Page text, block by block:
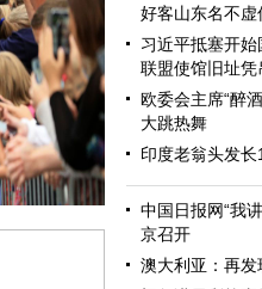
好客山东名不虚
习近平抵塞开
联盟使馆旧址凭
欧委会主席“醉
大跳热舞
印度老翁头发
中国日报网“我
京召开
澳大利亚：再